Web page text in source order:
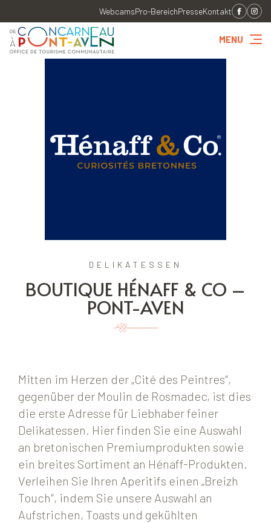
WebcamsPro-BereichPresseKontakt
MENU
DELIKATESSEN
BOUTIQUE HÉNAFF & CO –
PONT-AVEN
Mitten im Herzen der „Cité des Peintres“,
gegenüber der Moulin de Rosmadec, ist dies
die erste Adresse für Liebhaber feiner
Delikatessen. Hier finden Sie eine Auswahl
an bretonischen Premiumprodukten sowie
ein breites Sortiment an Hénaff-Produkten.
Verleihen Sie Ihren Aperitifs einen „Breizh
Touch“, indem Sie unsere Auswahl an
Aufstrichen, Toasts und gekühlten